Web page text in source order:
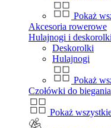
Pokaż
Akcesoria rowerowe
Hulajnogi i deskorolki
Deskorolki
Hulajnogi
Pokaż
Czołówki do biegania
Pokaż